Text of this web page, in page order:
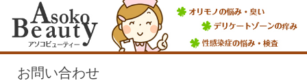
お問い合わせ